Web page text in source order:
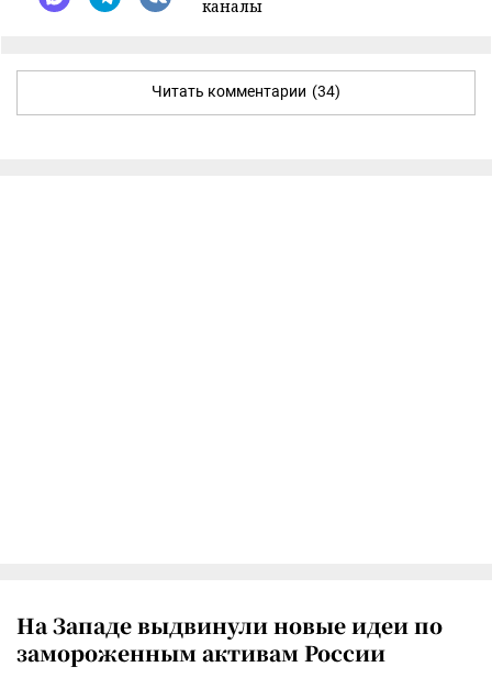
каналы
Читать комментарии (34)
На Западе выдвинули новые идеи по
замороженным активам России